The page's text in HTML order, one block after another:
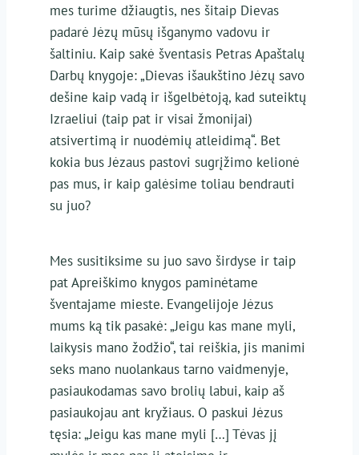
mes turime džiaugtis, nes šitaip Dievas
padarė Jėzų mūsų išganymo vadovu ir
šaltiniu. Kaip sakė šventasis Petras Apaštalų
Darbų knygoje: „Dievas išaukštino Jėzų savo
dešine kaip vadą ir išgelbėtoją, kad suteiktų
Izraeliui (taip pat ir visai žmonijai)
atsivertimą ir nuodėmių atleidimą“. Bet
kokia bus Jėzaus pastovi sugrįžimo kelionė
pas mus, ir kaip galėsime toliau bendrauti
su juo?
Mes susitiksime su juo savo širdyse ir taip
pat Apreiškimo knygos paminėtame
šventajame mieste. Evangelijoje Jėzus
mums ką tik pasakė: „Jeigu kas mane myli,
laikysis mano žodžio“, tai reiškia, jis manimi
seks mano nuolankaus tarno vaidmenyje,
pasiaukodamas savo brolių labui, kaip aš
pasiaukojau ant kryžiaus. O paskui Jėzus
tęsia: „Jeigu kas mane myli […] Tėvas jį